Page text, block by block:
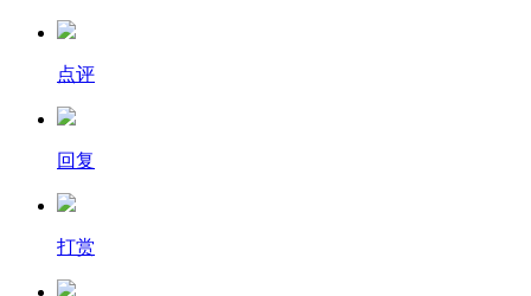
点评
回复
打赏